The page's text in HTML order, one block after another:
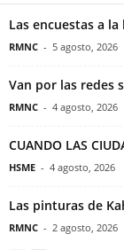
Las encuestas a la
RMNC - 5 agosto, 2026
Van por las redes
RMNC - 4 agosto, 2026
CUANDO LAS
HSME - 4 agosto, 2026
Las pinturas de
RMNC - 2 agosto, 2026